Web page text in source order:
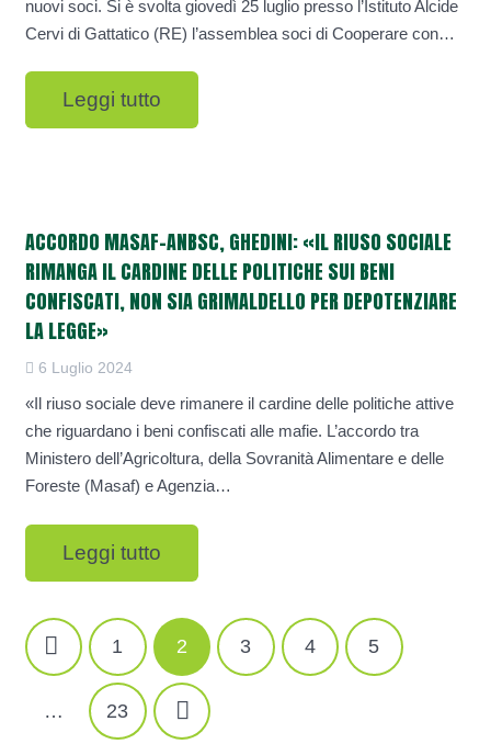
nuovi soci. Si è svolta giovedì 25 luglio presso l’Istituto Alcide
Cervi di Gattatico (RE) l’assemblea soci di Cooperare con…
Leggi tutto
ACCORDO MASAF-ANBSC, GHEDINI: «IL RIUSO SOCIALE
RIMANGA IL CARDINE DELLE POLITICHE SUI BENI
CONFISCATI, NON SIA GRIMALDELLO PER DEPOTENZIARE
LA LEGGE»
6 Luglio 2024
«Il riuso sociale deve rimanere il cardine delle politiche attive
che riguardano i beni confiscati alle mafie. L’accordo tra
Ministero dell’Agricoltura, della Sovranità Alimentare e delle
Foreste (Masaf) e Agenzia…
Leggi tutto
NAVIGAZIONE
ARTICOLI
1 2 3 4 5
… 23